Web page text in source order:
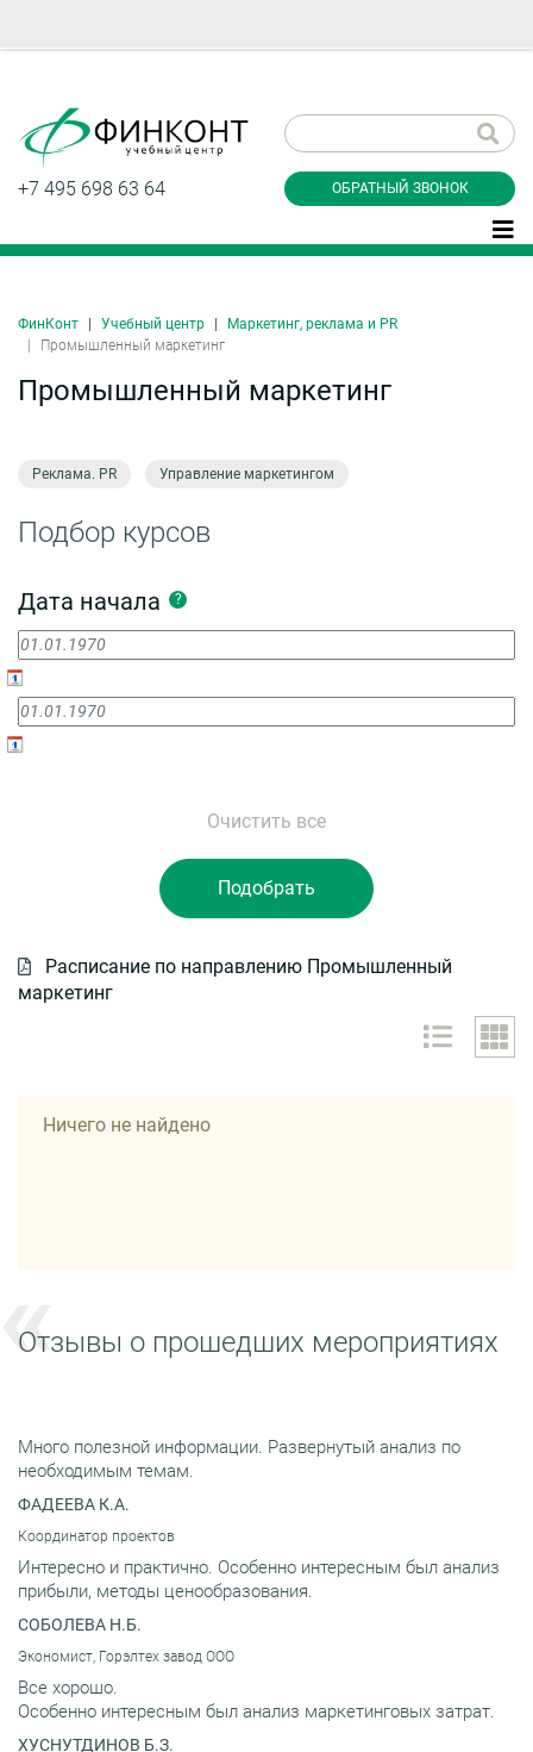
+7 495 698 63 64 ОБРАТНЫЙ ЗВОНОК
ФинКонт Учебный центр
Маркетинг, реклама и PR
Промышленный маркетинг
Промышленный маркетинг
Реклама. PR Управление маркетингом
Подбор курсов
Дата начала ?
Расписание по направлению Промышленный
маркетинг
Ничего не найдено
Отзывы о прошедших мероприятиях
Много полезной информации. Развернутый анализ по
необходимым темам.
ФАДЕЕВА К.А.
Координатор проектов
Интересно и практично. Особенно интересным был анализ
прибыли, методы ценообразования.
СОБОЛЕВА Н.Б.
Экономист, Горэлтех завод ООО
Все хорошо.
Особенно интересным был анализ маркетинговых затрат.
ХУСНУТДИНОВ Б.З.
звонок
Даю согласие на обработку персональных
данные и соглашаюсь с
конфиденциальности
Заказать